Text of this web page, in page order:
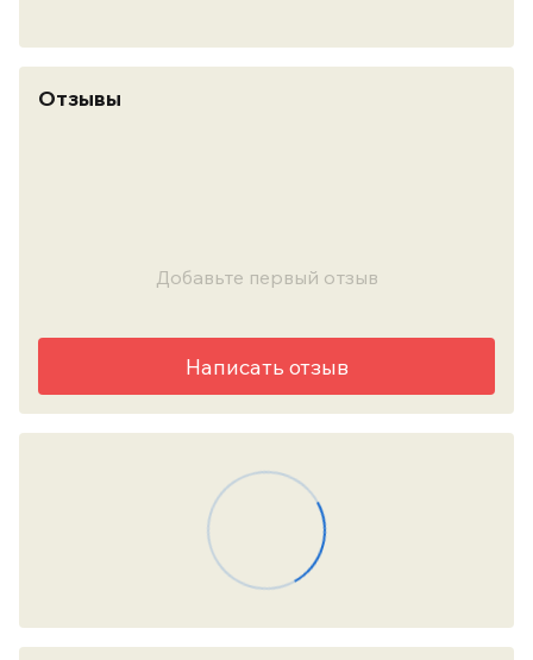
Отзывы
Добавьте первый отзыв
Написать отзыв